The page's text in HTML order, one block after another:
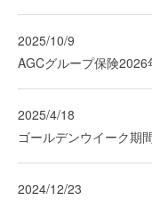
2025/10/9
AGCグループ保険2026
2025/4/18
ゴールデンウイーク期
2024/12/23